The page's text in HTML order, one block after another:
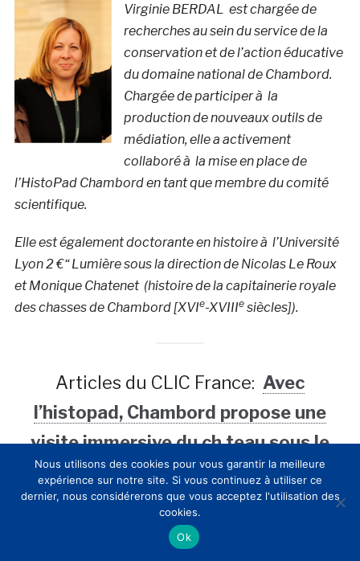
Virginie BERDAL est chargée de
recherches au sein du service de la
conservation et de l’action éducative
du domaine national de Chambord.
Chargée de participer à la
production de nouveaux outils de
médiation, elle a activement
collaboré à la mise en place de
l’HistoPad Chambord en tant que membre du comité
scientifique.
Elle est également doctorante en histoire à l’Université
Lyon 2 €“ Lumière sous la direction de Nicolas Le Roux
et Monique Chatenet (histoire de la capitainerie royale
des chasses de Chambord [XVIe-XVIIIesiècles]).
Articles du CLIC France: Avec
l’histopad, Chambord propose une
visite immersive du ch teau sous le
règne de François 1er
Nous utilisons des cookies pour vous garantir la meilleure
expérience sur notre site. Si vous continuez à utiliser ce
dernier, nous considérerons que vous acceptez l'utilisation des
cookies.
Ok